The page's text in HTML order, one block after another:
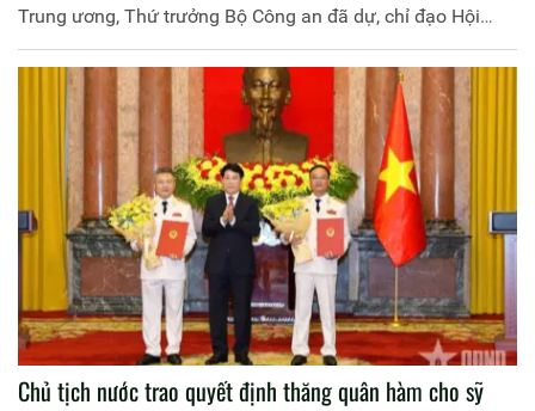
Trung ương, Thứ trưởng Bộ Công an đã dự, chỉ đạo Hội
nghị sơ kết công tác 6 tháng đầu năm 2025 của Cơ quan
UBKT Đảng uỷ Công an Trung ương.
Chủ tịch nước trao quyết định thăng quân hàm cho sỹ